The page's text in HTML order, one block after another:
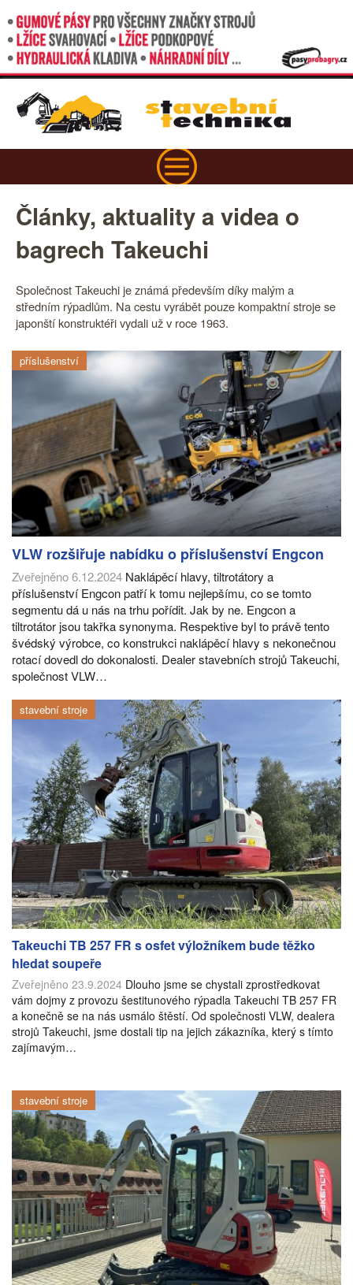
Články, aktuality a videa o
bagrech Takeuchi
Společnost Takeuchi je známá především díky malým a
středním rýpadlům. Na cestu vyrábět pouze kompaktní stroje se
japonští konstruktéři vydali už v roce 1963.
příslušenství
VLW rozšiřuje nabídku o příslušenství Engcon
Zveřejněno 6.12.2024 Naklápěcí hlavy, tiltrotátory a
příslušenství Engcon patří k tomu nejlepšímu, co se tomto
segmentu dá u nás na trhu pořídit. Jak by ne. Engcon a
tiltrotátor jsou takřka synonyma. Respektive byl to právě tento
švédský výrobce, co konstrukci naklápěcí hlavy s nekonečnou
rotací dovedl do dokonalosti. Dealer stavebních strojů Takeuchi,
společnost VLW…
stavební stroje
Takeuchi TB 257 FR s osfet výložníkem bude těžko
hledat soupeře
Zveřejněno 23.9.2024 Dlouho jsme se chystali zprostředkovat
vám dojmy z provozu šestitunového rýpadla Takeuchi TB 257 FR
a konečně se na nás usmálo štěstí. Od společnosti VLW, dealera
strojů Takeuchi, jsme dostali tip na jejich zákazníka, který s tímto
zajímavým…
stavební stroje